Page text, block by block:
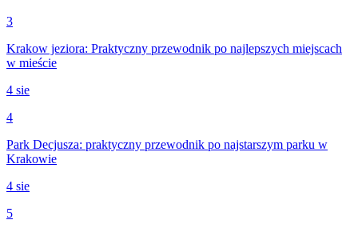
3
Krakow jeziora: Praktyczny przewodnik po najlepszych miejscach
w mieście
4 sie
4
Park Decjusza: praktyczny przewodnik po najstarszym parku w
Krakowie
4 sie
5